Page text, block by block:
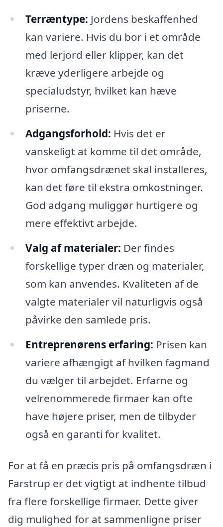
Terræntype: Jordens beskaffenhed
kan variere. Hvis du bor i et område
med lerjord eller klipper, kan det
kræve yderligere arbejde og
specialudstyr, hvilket kan hæve
priserne.
Adgangsforhold: Hvis det er
vanskeligt at komme til det område,
hvor omfangsdrænet skal installeres,
kan det føre til ekstra omkostninger.
God adgang muliggør hurtigere og
mere effektivt arbejde.
Valg af materialer: Der findes
forskellige typer dræn og materialer,
som kan anvendes. Kvaliteten af de
valgte materialer vil naturligvis også
påvirke den samlede pris.
Entreprenørens erfaring: Prisen kan
variere afhængigt af hvilken fagmand
du vælger til arbejdet. Erfarne og
velrenommerede firmaer kan ofte
have højere priser, men de tilbyder
også en garanti for kvalitet.
For at få en præcis pris på omfangsdræn i
Farstrup er det vigtigt at indhente tilbud
fra flere forskellige firmaer. Dette giver
dig mulighed for at sammenligne priser